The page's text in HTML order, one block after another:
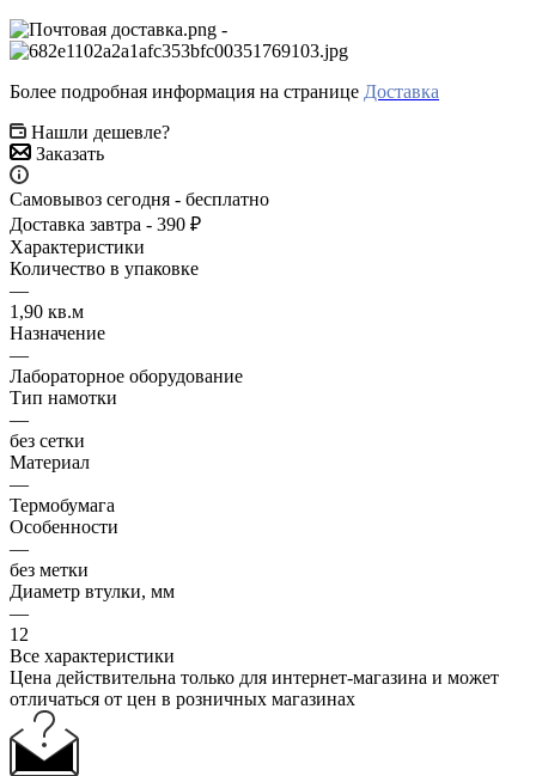
-
Более подробная информация на странице Доставка
Нашли дешевле?
Заказать
Самовывоз сегодня - бесплатно
Доставка завтра - 390 ₽
Характеристики
Количество в упаковке
—
1,90 кв.м
Назначение
—
Лабораторное оборудование
Тип намотки
—
без сетки
Материал
—
Термобумага
Особенности
—
без метки
Диаметр втулки, мм
—
12
Все характеристики
Цена действительна только для интернет-магазина и может
отличаться от цен в розничных магазинах